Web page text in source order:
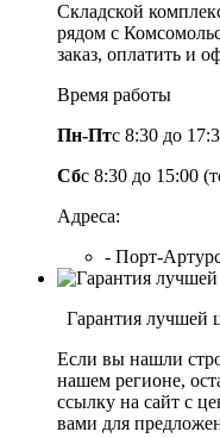
Складской
рядом с
заказ, оплатить и
Время работы
Пн-Птс 8:30 до
Сбс 8:30 до 15:00
Адреса:
- Порт-
Гарантия лучшей
Если вы нашли
нашем регионе,
ссылку на сайт с
вами для